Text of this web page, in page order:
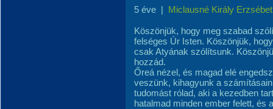
5 éve | Miclausné Király Erzsébet
Köszönjük, hogy meg szabad
felséges Úr Isten. Köszönjük,
csak Atyának szólítsunk.
hozzád.
Őreá nézel, és magad elé
veszünk, kihagyunk a
tudomást rólad, aki a kezedben
hatalmad minden ember felett, és